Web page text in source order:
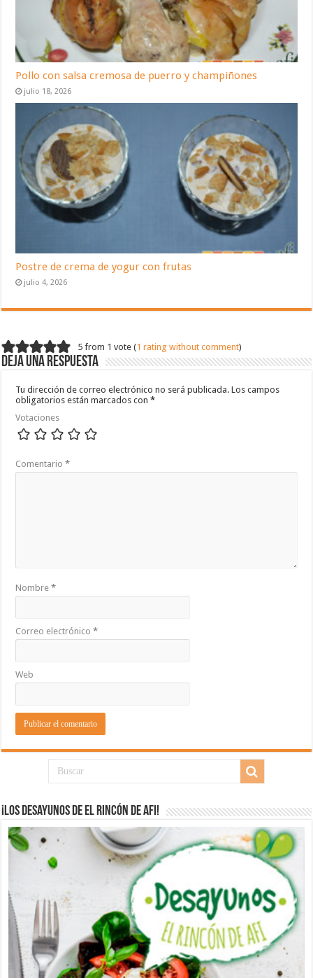
Pollo con salsa cremosa de puerro y champiñones
julio 18, 2026
Postre de crema de yogur con frutas
julio 4, 2026
5 from 1 vote (1 rating without comment)
Deja una respuesta
Tu dirección de correo electrónico no será publicada. Los campos
obligatorios están marcados con*
Votaciones
Comentario*
Nombre*
Correo electrónico*
Web
¡Los desayunos de El Rincón de Afi!